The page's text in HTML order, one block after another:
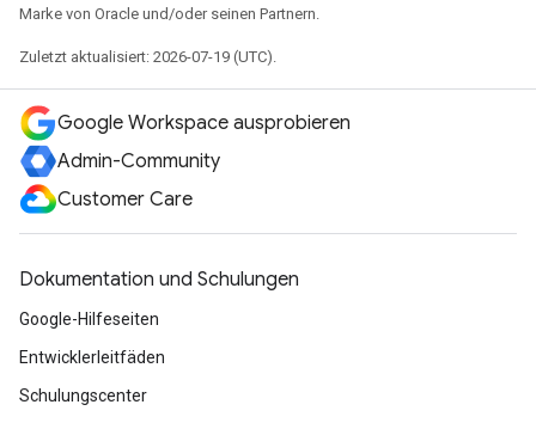
Marke von Oracle und/oder seinen Partnern.
Zuletzt aktualisiert: 2026-07-19 (UTC).
Google Workspace ausprobieren
Admin-Community
Customer Care
Dokumentation und Schulungen
Google-Hilfeseiten
Entwicklerleitfäden
Schulungscenter